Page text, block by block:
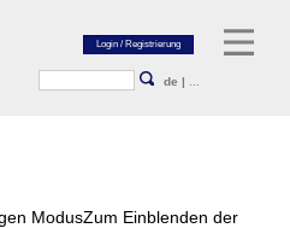
de |
ModusZum Einblenden der